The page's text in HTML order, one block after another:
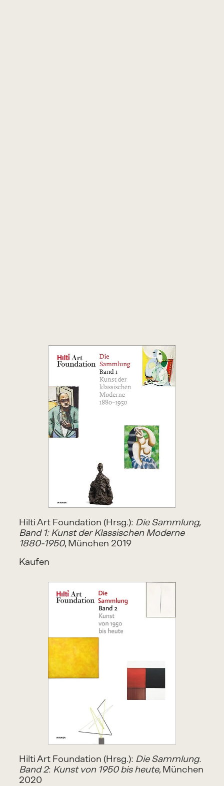
Hilti Art Foundation (Hrsg.): Die Sammlung,
Band 1: Kunst der Klassischen Moderne
1880-1950, München 2019
Kaufen
Hilti Art Foundation (Hrsg.): Die Sammlung.
Band 2: Kunst von 1950 bis heute, München
2020